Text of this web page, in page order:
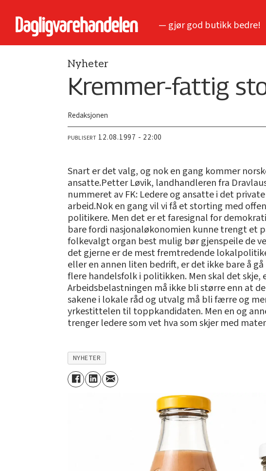
— gjør god butikk bedre!
Nyheter
Kremmer-fattig
Redaksjonen
PUBLISERT 12.08.1997 - 22:00
Snart er det valg, og nok en gang kommer
ansatte.Petter Løvik, landhandleren fra
nummeret av FK: Ledere og ansatte i det
arbeid.Nok en gang vil vi få et storting med
politikere. Men det er et faresignal for
bare fordi nasjonaløkonomien kunne trengt et
folkevalgt organ best mulig bør gjenspeile de
det gjerne er de mest fremtredende
eller en annen liten bedrift, er det ikke bare å
flere handelsfolk i politikken. Men skal det
Arbeidsbelastningen må ikke bli større enn at
sakene i lokale råd og utvalg må bli færre og
yrkestittelen til toppkandidaten. Men en og
trenger ledere som vet hva som skjer med
NYHETER